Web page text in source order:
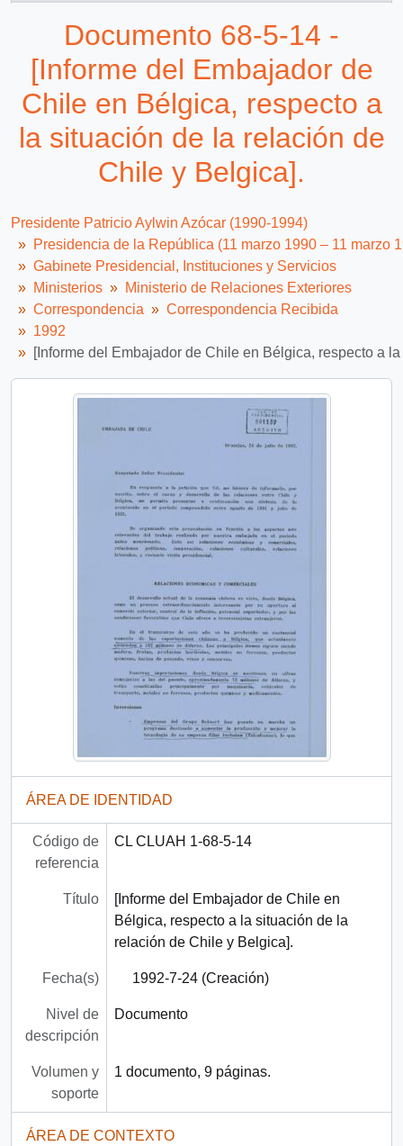
Documento 68-6-14 - [Carta del Ministro Consejero Comercial en Londres al Ministro De Relaciones Exteriores, referente a las modificaciones de las condiciones de trabajo].
Documento 68-6-15 - [Carta del Embajador de Chile en Londres al Presidente Aylwin].
Documento 112-9-4 - [Carta de agradecimiento por condecoración]
136 más...
Documento 68-5-14 -
[Informe del Embajador de
Chile en Bélgica, respecto a
la situación de la relación de
Chile y Belgica].
Presidente Patricio Aylwin Azócar (1990-1994)
Presidencia de la República (11 marzo 1990 – 11 marzo
Gabinete Presidencial, Instituciones y Servicios
Ministerios
Ministerio de Relaciones Exteriores
Correspondencia
Correspondencia Recibida
1992
[Informe del Embajador de Chile en Bélgica, respecto a
ÁREA DE IDENTIDAD
Código de
referencia
CL CLUAH 1-68-5-14
Título
[Informe del Embajador de Chile en
Bélgica, respecto a la situación de la
relación de Chile y Belgica].
Fecha(s) 1992-7-24 (Creación)
Nivel de
descripción
Documento
Volumen y
soporte
1 documento, 9 páginas.
ÁREA DE CONTEXTO